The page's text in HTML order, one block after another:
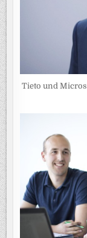
Tieto und